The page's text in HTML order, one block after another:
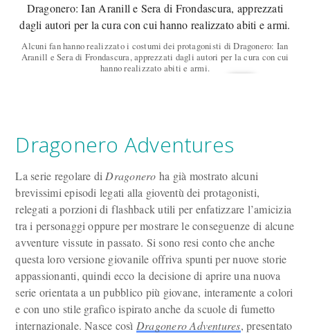
Alcuni fan hanno realizzato i costumi dei protagonisti di Dragonero: Ian
Aranill e Sera di Frondascura, apprezzati dagli autori per la cura con cui
hanno realizzato abiti e armi.
Dragonero Adventures
La serie regolare di Dragonero ha già mostrato alcuni
brevissimi episodi legati alla gioventù dei protagonisti,
relegati a porzioni di flashback utili per enfatizzare l’amicizia
tra i personaggi oppure per mostrare le conseguenze di alcune
avventure vissute in passato. Si sono resi conto che anche
questa loro versione giovanile offriva spunti per nuove storie
appassionanti, quindi ecco la decisione di aprire una nuova
serie orientata a un pubblico più giovane, interamente a colori
e con uno stile grafico ispirato anche da scuole di fumetto
internazionale. Nasce così Dragonero Adventures, presentato